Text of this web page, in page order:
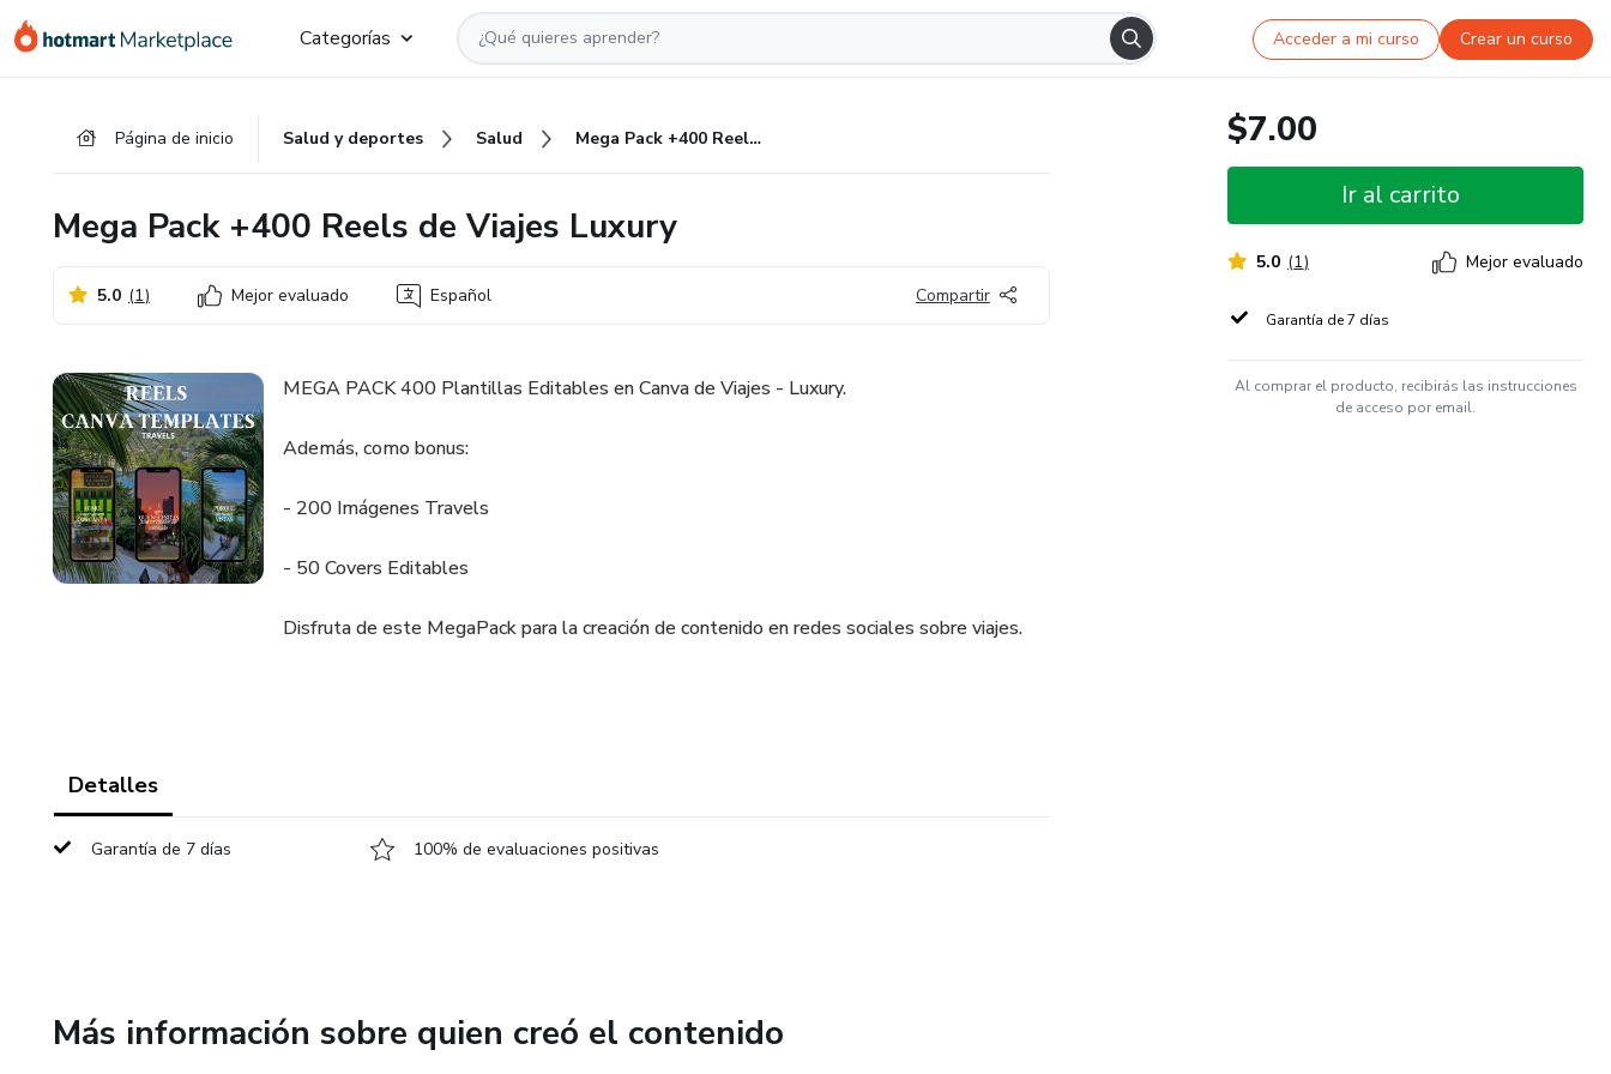
Categorías Acceder a mi curso Crear un curso
Página de inicio Salud y deportes Salud Mega Pack +400 Reels de Viajes Luxury
Mega Pack +400 Reels de Viajes Luxury
5.0 (1) Mejor evaluado Español Compartir
MEGA PACK 400 Plantillas Editables en Canva de Viajes - Luxury.
Además, como bonus:
- 200 Imágenes Travels
- 50 Covers Editables
Disfruta de este MegaPack para la creación de contenido en redes sociales sobre viajes.
Detalles
Garantía de 7 días 100% de evaluaciones positivas
Más información sobre quien creó el contenido
$7.00
Ir al carrito
5.0 (1) Mejor evaluado
Garantía de 7 días
Al comprar el producto, recibirás las instrucciones
de acceso por email.